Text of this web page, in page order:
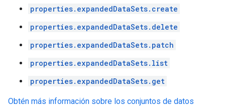
properties.expandedDataSets.create
properties.expandedDataSets.delete
properties.expandedDataSets.patch
properties.expandedDataSets.list
properties.expandedDataSets.get
Obtén más información sobre los conjuntos de datos